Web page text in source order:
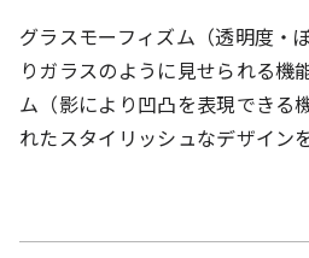
グラスモーフィズム（透明度・
りガラスのように見せられる機
ム（影により凹凸を表現できる
れたスタイリッシュなデザイン